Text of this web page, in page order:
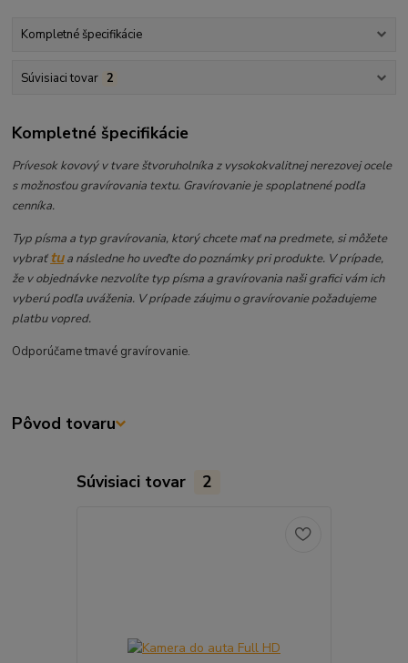
Kompletné špecifikácie
Súvisiaci tovar 2
Kompletné špecifikácie
Prívesok kovový v tvare štvoruholníka z vysokokvalitnej nerezovej ocele
s možnosťou gravírovania textu. Gravírovanie je spoplatnené podľa
cenníka.
Typ písma a typ gravírovania, ktorý chcete mať na predmete, si môžete
vybraťtua následne ho uveďte do poznámky pri produkte. V prípade,
že v objednávke nezvolíte typ písma a gravírovania naši grafici vám ich
vyberú podľa uváženia. V prípade záujmu o gravírovanie požadujeme
platbu vopred.
Odporúčame tmavé gravírovanie.
Pôvod tovaru
Súvisiaci tovar 2